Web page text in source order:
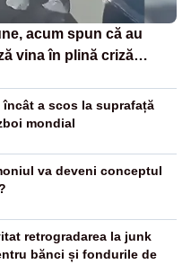
acum spun că au
vina în plină criză
încât a scos la suprafață
mondial
va deveni conceptul
retrogradarea la junk
bănci și fondurile de